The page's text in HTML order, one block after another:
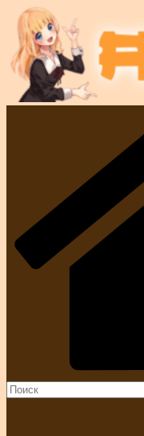
Перейти
содержимому